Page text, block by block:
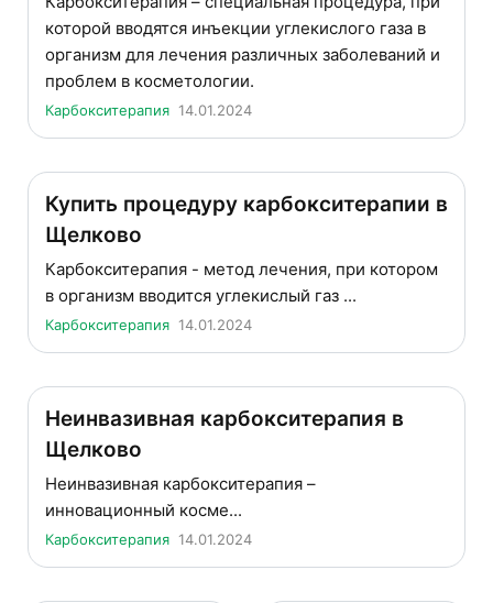
которой вводятся инъекции углекислого газа в
организм для лечения различных заболеваний и
проблем в косметологии.
Карбокситерапия 14.01.2024
Купить процедуру карбокситерапии в
Щелково
Карбокситерапия - метод лечения, при котором
в организм вводится углекислый газ ...
Карбокситерапия 14.01.2024
Неинвазивная карбокситерапия в
Щелково
Неинвазивная карбокситерапия –
инновационный косме...
Карбокситерапия 14.01.2024